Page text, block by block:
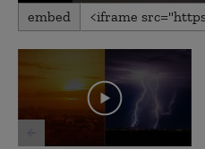
0
seconds
1
seconds
embed